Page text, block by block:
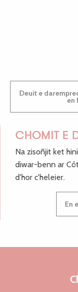
Deuit e darempred ganeomp pe deuit da welet ac'hanomp
en
CHOMIT E
Na zisoñjit ket
diwar-benn ar
d'hor c'heleier.